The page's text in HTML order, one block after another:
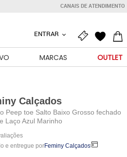
CANAIS DE ATENDIMENTO
ENTRAR
MARCAS OUTLET
Calçados
Peep toe Salto Baixo Grosso fechado
Laço Azul Marinho
e entregue porFeminy Calçados